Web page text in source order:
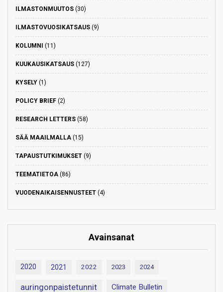
ILMASTONMUUTOS (30)
ILMASTOVUOSIKATSAUS (9)
KOLUMNI (11)
KUUKAUSIKATSAUS (127)
KYSELY (1)
POLICY BRIEF (2)
RESEARCH LETTERS (58)
SÄÄ MAAILMALLA (15)
TAPAUSTUTKIMUKSET (9)
TEEMATIETOA (86)
VUODENAIKAISENNUSTEET (4)
Avainsanat
2020 2021 2022 2023 2024
auringonpaistetunnit Climate Bulletin